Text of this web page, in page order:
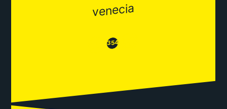
venecia
😒354😂